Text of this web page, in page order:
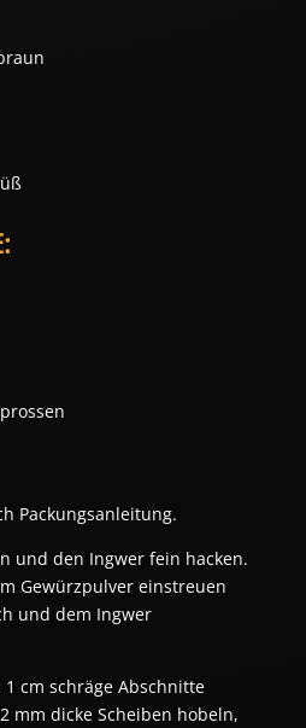
Packungsanleitung.
und den Ingwer fein hacken.
Gewürzpulver einstreuen
und dem Ingwer
cm schräge Abschnitte
mm dicke Scheiben hobeln,